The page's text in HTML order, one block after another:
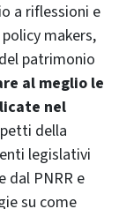
a riflessioni e
makers,
patrimonio
al meglio le
nel
della
legislativi
dal PNRR e
su come